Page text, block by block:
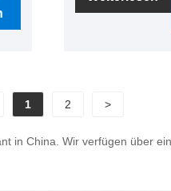
Suchen Sie
Hersteller und
hochwertige
1 2 >
in China. Wir verfügen über